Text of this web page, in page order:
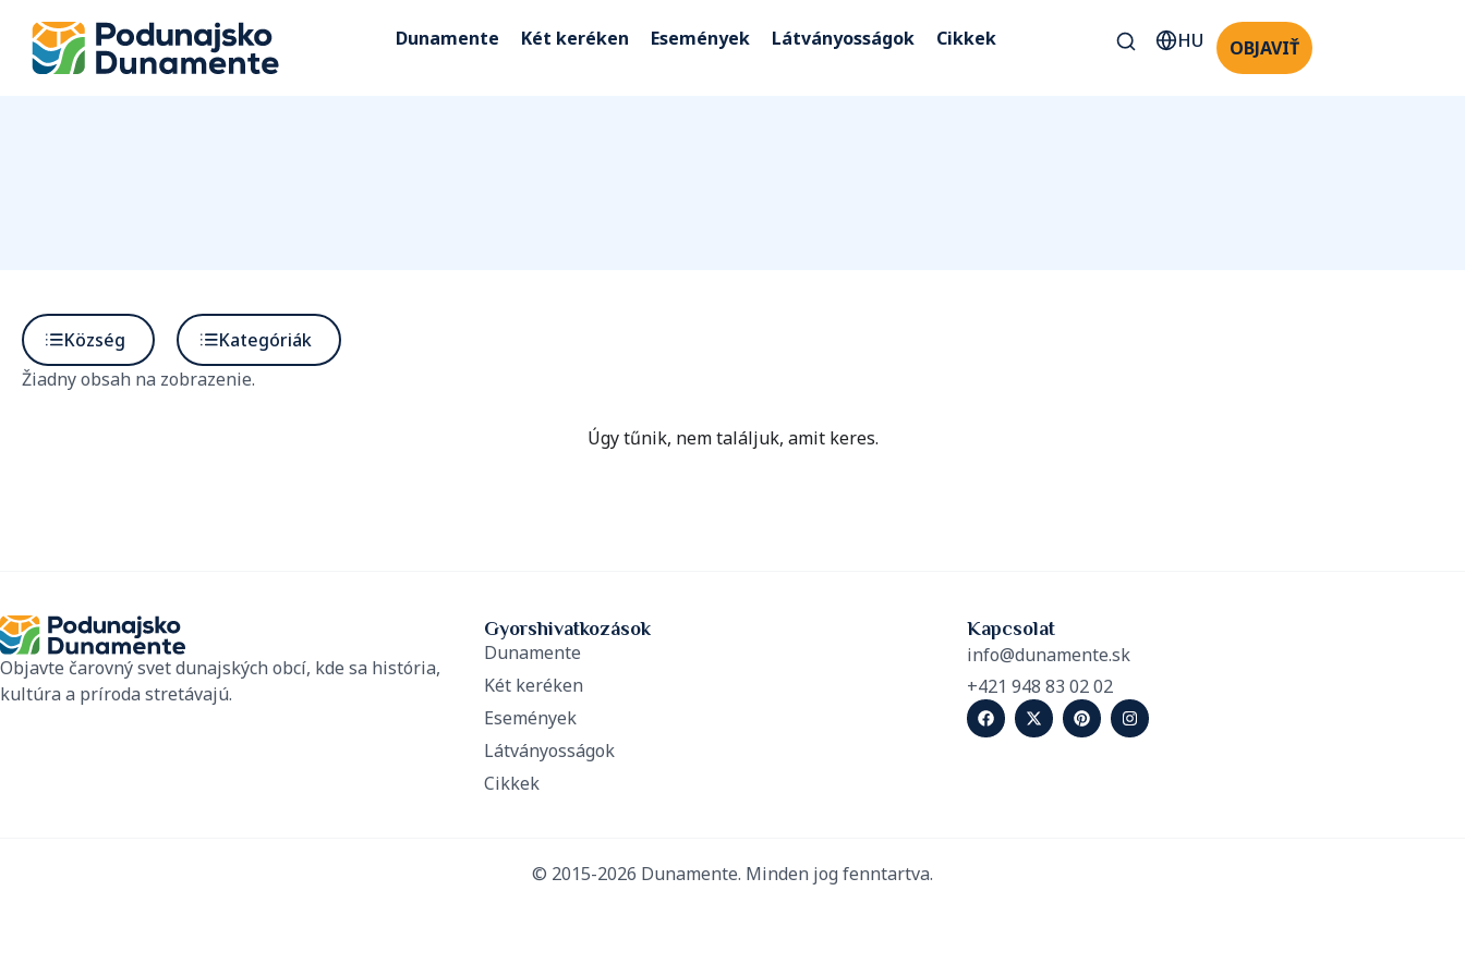
Dunamente Két keréken Események Látványosságok Cikkek HU OBJAVIŤ
Község
Kategóriák
Žiadny obsah na zobrazenie.
Úgy tűnik, nem találjuk, amit keres.
Objavte čarovný svet dunajských obcí, kde sa história,
kultúra a príroda stretávajú.
Gyorshivatkozások
Dunamente
Két keréken
Események
Látványosságok
Cikkek
Kapcsolat
info@dunamente.sk
+421 948 83 02 02
© 2015-2026 Dunamente. Minden jog fenntartva.